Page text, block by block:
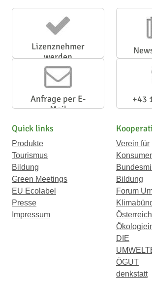
Lizenznehmer
werden
Anfrage per E-
Mail
+43
Quick links
Produkte
Tourismus
Bildung
Green Meetings
EU Ecolabel
Presse
Impressum
Verein für
Bildung
Forum
DIE
ÖGUT
denkstatt